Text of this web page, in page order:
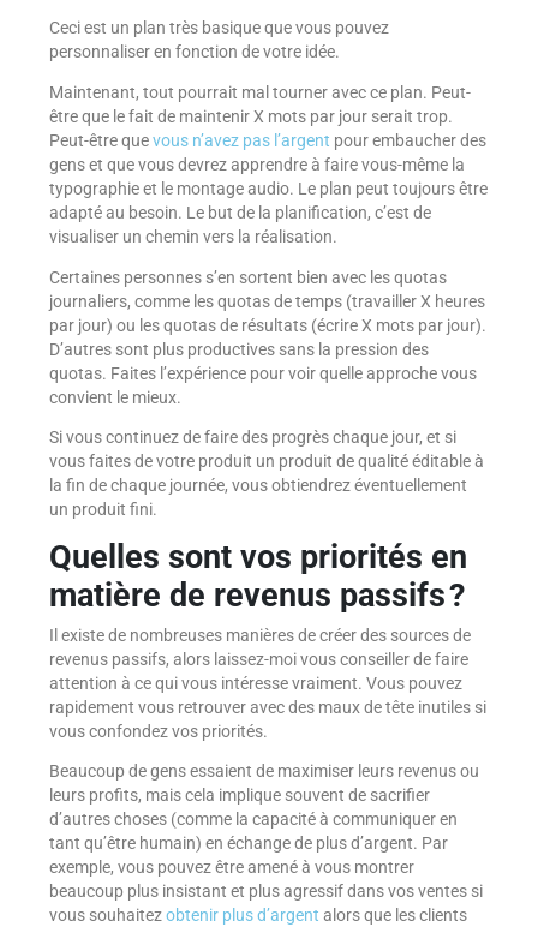
Ceci est un plan très basique que vous pouvez
personnaliser en fonction de votre idée.
Maintenant, tout pourrait mal tourner avec ce plan. Peut-
être que le fait de maintenir X mots par jour serait trop.
Peut-être quevous n’avez pas l’argent pour embaucher des
gens et que vous devrez apprendre à faire vous-même la
typographie et le montage audio. Le plan peut toujours être
adapté au besoin. Le but de la planification, c’est de
visualiser un chemin vers la réalisation.
Certaines personnes s’en sortent bien avec les quotas
journaliers, comme les quotas de temps (travailler X heures
par jour) ou les quotas de résultats (écrire X mots par jour).
D’autres sont plus productives sans la pression des
quotas. Faites l’expérience pour voir quelle approche vous
convient le mieux.
Si vous continuez de faire des progrès chaque jour, et si
vous faites de votre produit un produit de qualité éditable à
la fin de chaque journée, vous obtiendrez éventuellement
un produit fini.
Quelles sont vos priorités en
matière de revenus passifs ?
Il existe de nombreuses manières de créer des sources de
revenus passifs, alors laissez-moi vous conseiller de faire
attention à ce qui vous intéresse vraiment. Vous pouvez
rapidement vous retrouver avec des maux de tête inutiles si
vous confondez vos priorités.
Beaucoup de gens essaient de maximiser leurs revenus ou
leurs profits, mais cela implique souvent de sacrifier
d’autres choses (comme la capacité à communiquer en
tant qu’être humain) en échange de plus d’argent. Par
exemple, vous pouvez être amené à vous montrer
beaucoup plus insistant et plus agressif dans vos ventes si
vous souhaitezobtenir plus d’argent alors que les clients